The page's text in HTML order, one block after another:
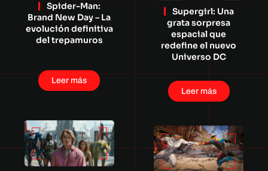
Spider-Man:
Brand New Day – La
evolución definitiva
del trepamuros
Leer más
Supergirl: Una
grata sorpresa
espacial que
redefine el nuevo
Universo DC
Leer más